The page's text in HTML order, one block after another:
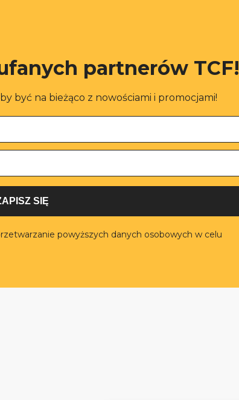
partnerów TCF!
być na bieżąco z nowościami i promocjami!
SIĘ
powyższych danych osobowych w celu